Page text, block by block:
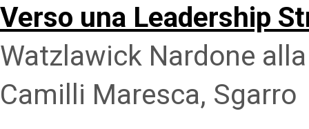
Verso una Leadership
Watzlawick Nardone
Camilli Maresca,